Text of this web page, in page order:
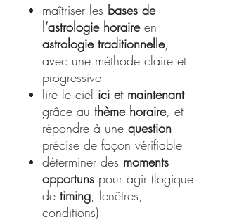
maîtriser les bases de
l’astrologie horaireen
astrologie traditionnelle,
avec une méthode claire et
progressive
lire le ciel ici et maintenant
grâce au thème horaire, et
répondre à une question
précise de façon vérifiable
déterminer des moments
opportuns pour agir (logique
de timing , fenêtres,
conditions)